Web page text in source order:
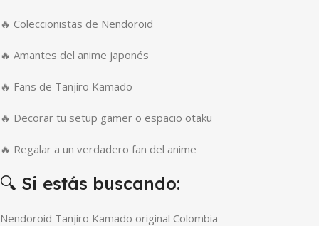
🔥 Coleccionistas de Nendoroid
🔥 Amantes del anime japonés
🔥 Fans de Tanjiro Kamado
🔥 Decorar tu setup gamer o espacio otaku
🔥 Regalar a un verdadero fan del anime
🔍 Si estás buscando:
Nendoroid Tanjiro Kamado original Colombia